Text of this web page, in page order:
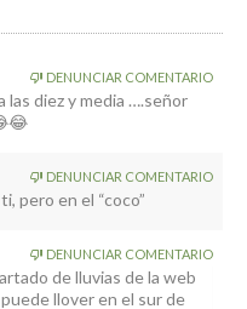
DENUNCIAR COMENTARIO
las diez y media ….señor
DENUNCIAR COMENTARIO
pero en el “coco”
DENUNCIAR COMENTARIO
de lluvias de la web
llover en el sur de